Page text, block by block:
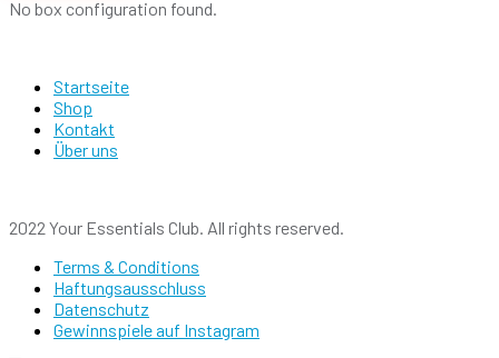
No box configuration found.
Startseite
Shop
Kontakt
Über uns
2022 Your Essentials Club. All rights reserved.
Terms & Conditions
Haftungsausschluss
Datenschutz
Gewinnspiele auf Instagram